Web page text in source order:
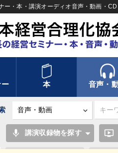
ー・本・講演オーディオ音声・動画・
本 音声・
mic 講演収録物を探す ondemand_video